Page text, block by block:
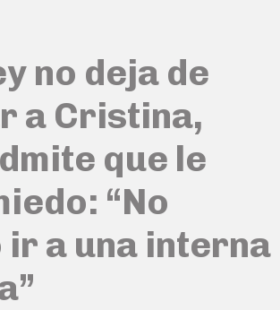
no deja de
a Cristina,
que le
“No
a una interna